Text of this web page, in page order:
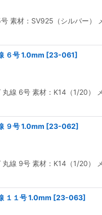
素材：SV925（シルバー）
６号 1.0mm [23-061]
線 6号 素材：K14（1/20）
９号 1.0mm [23-062]
線 9号 素材：K14（1/20）
１１号 1.0mm [23-063]